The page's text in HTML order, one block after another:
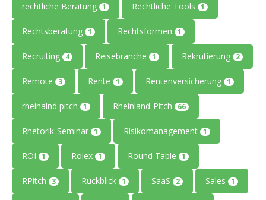
rechtliche Beratung 1 Rechtliche Tools 1
Rechtsberatung 1 Rechtsformen 1
Recruiting 4 Reisebranche 1 Rekrutierung 2
Remote 3 Rente 1 Rentenversicherung 1
rheinalnd pitch 1 Rheinland-Pitch 66
Rhetorik-Seminar 1 Risikomanagement 1
ROI 1 Rolex 1 Round Table 1
RPitch 3 Rückblick 1 SaaS 2 Sales 1